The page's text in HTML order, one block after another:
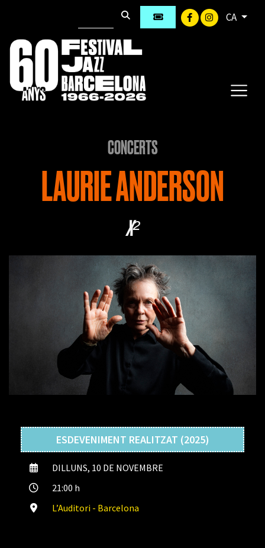
CA
CONCERTS
LAURIE ANDERSON
X²
ESDEVENIMENT REALITZAT (2025)
DILLUNS, 10 DE NOVEMBRE
21:00 h
L’Auditori - Barcelona